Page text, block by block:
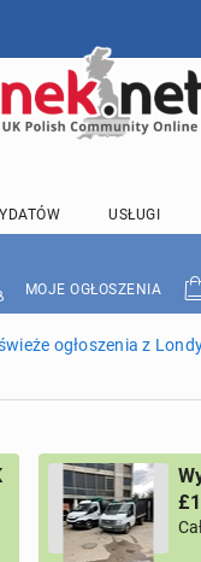
USŁUGI
MOJE OGŁOSZENIA
ogłoszenia z